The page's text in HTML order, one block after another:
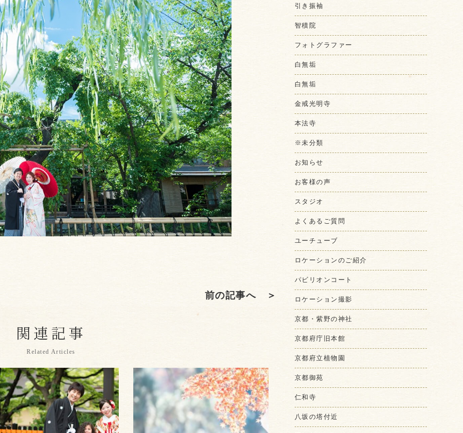
前の記事へ ＞
関連記事
Related Articles
引き振袖
智積院
フォトグラファー
白無垢
白無垢
金戒光明寺
本法寺
※未分類
お知らせ
お客様の声
スタジオ
よくあるご質問
ユーチューブ
ロケーションのご紹介
パビリオンコート
ロケーション撮影
京都・紫野の神社
京都府庁旧本館
京都府立植物園
京都御苑
仁和寺
八坂の塔付近